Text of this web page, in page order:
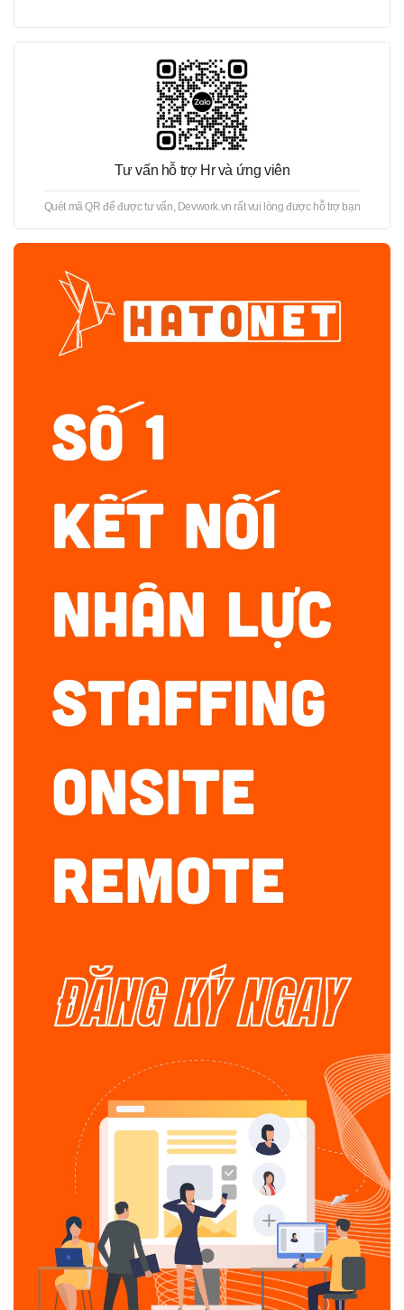
Tư vấn hỗ trợ Hr và ứng viên
Quét mã QR để được tư vấn, Devwork.vn rất vui lòng được hỗ trợ bạn